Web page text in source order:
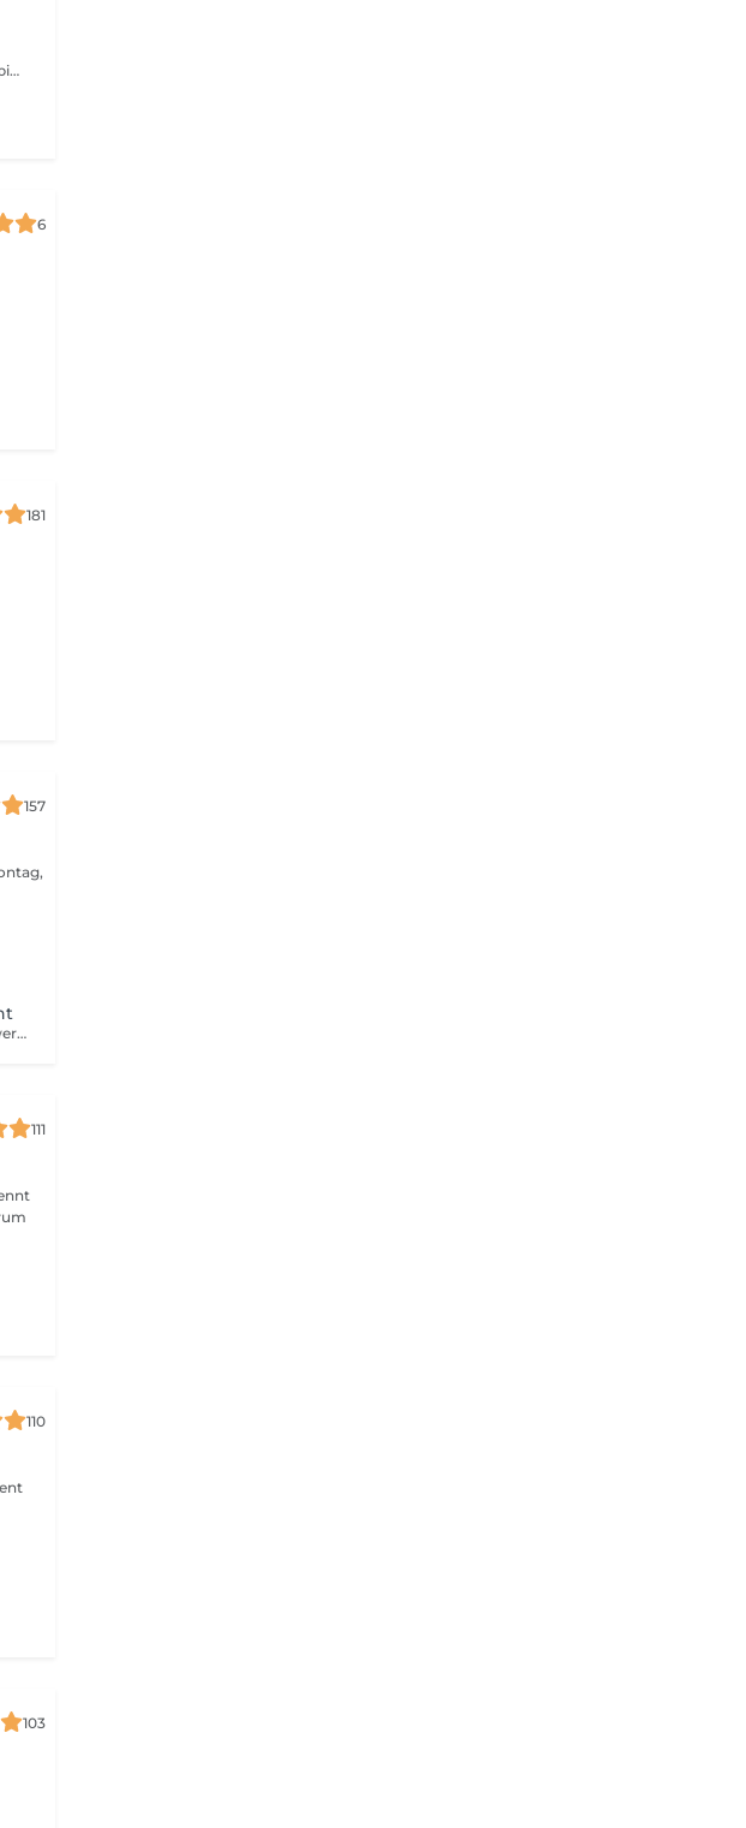
Pharmacologie raisonnée et accompagnement en Phytothérapie. Spécialisée en orthopodologie. Mycose, verrue, ongle incarné, mal perforant,...
6
181
157
Eingewachsene Nägel, Rollnägel die Schmerzen verursachen werden korrigiert . Nicht nur optisch sondern Schmerzfrei Damit erhalten sie gesunde schöne Nägel !
111
110
103